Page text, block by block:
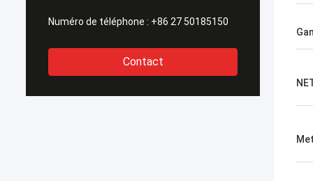
Numéro de téléphone : +86 27 50185150
Contact